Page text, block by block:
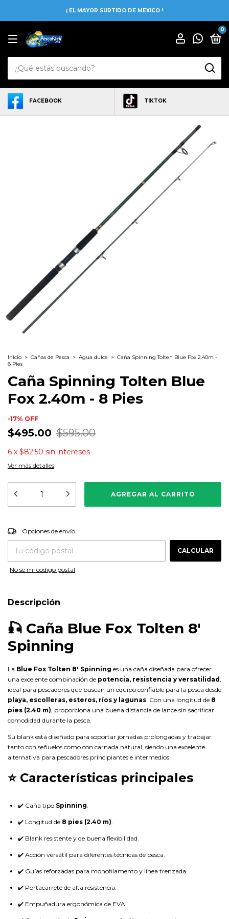
¡ EL MAYOR SURTIDO DE MEXICO !
0
FACEBOOK TIKTOK
Inicio > Cañas de Pesca > Agua dulce > Caña Spinning Tolten Blue Fox 2.40m -
8 Pies
Caña Spinning Tolten Blue
Fox 2.40m - 8 Pies
-17% OFF
$495.00 $595.00
6 x $82.50 sin intereses
Ver más detalles
Entregas para el CP:
Opciones de envío
CALCULAR
No sé mi código postal
Descripción
🎣 Caña Blue Fox Tolten 8'
Spinning
La Blue Fox Tolten 8' Spinning es una caña diseñada para ofrecer
una excelente combinación de potencia, resistencia y versatilidad
ideal para pescadores que buscan un equipo confiable para la pesca desde
playa, escolleras, esteros, ríos y lagunas . Con una longitud de 8
pies (2.40 m) , proporciona una buena distancia de lance sin sacrificar
comodidad durante la pesca.
Su blank está diseñado para soportar jornadas prolongadas y trabajar
tanto con señuelos como con carnada natural, siendo una excelente
alternativa para pescadores principiantes e intermedios.
⭐ Características principales
✔️ Caña tipo Spinning
✔️ Longitud de 8 pies (2.40 m)
✔️ Blank resistente y de buena flexibilidad.
✔️ Acción versátil para diferentes técnicas de pesca.
✔️ Guías reforzadas para monofilamento y línea trenzada.
✔️ Portacarrete de alta resistencia.
✔️ Empuñadura ergonómica de EVA.